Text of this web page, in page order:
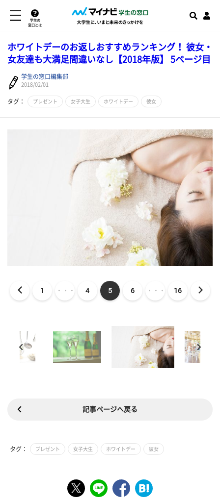
学生の
窓口とは
ホワイトデーのお返しおすすめランキング！ 彼女・
女友達も大満足間違いなし【2018年版】 5ページ目
学生の窓口編集部
2018/02/01
タグ： プレゼント 女子大生 ホワイトデー 彼女
1 ・・・ 4 5 6 ・・・ 16
記事ページへ戻る
タグ： プレゼント 女子大生 ホワイトデー 彼女